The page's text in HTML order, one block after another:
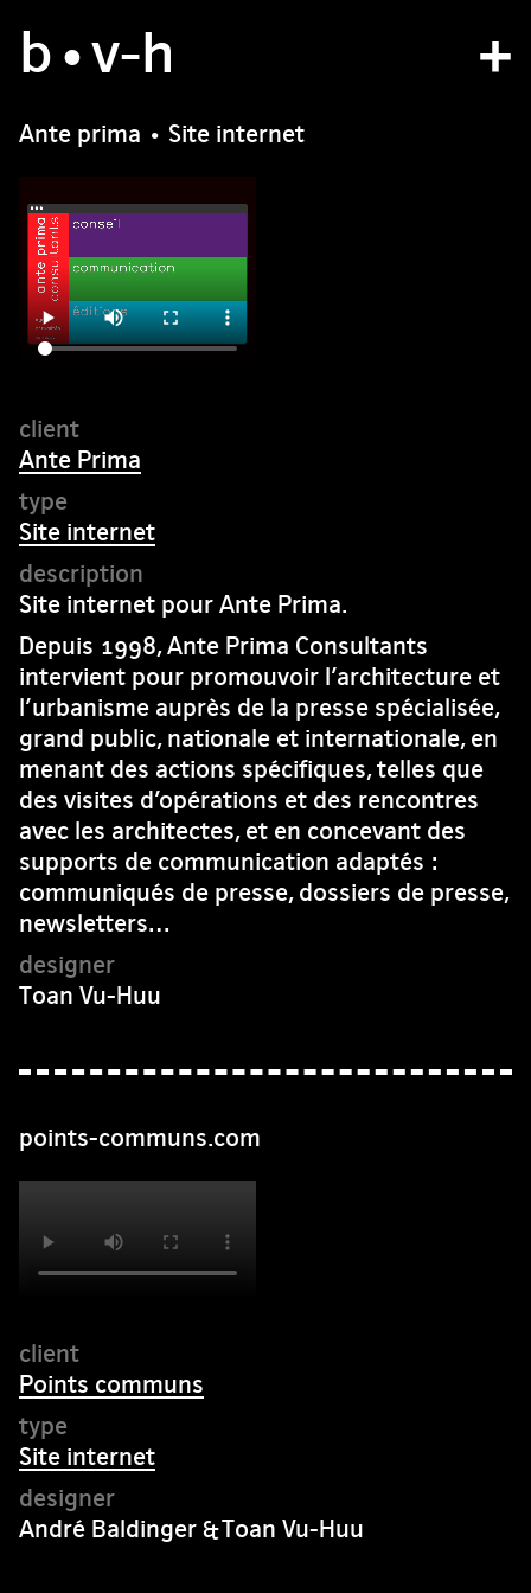
b•v-h
studio
projects
bvh type
contact
fr/en
Ante prima • Site internet
Ante Prima
Site internet
Site internet pour Ante Prima.
Depuis 1998, Ante Prima Consultants
intervient pour promouvoir l’architecture et
l’urbanisme auprès de la presse spécialisée,
grand public, nationale et internationale, en
menant des actions spécifiques, telles que
des visites d’opérations et des rencontres
avec les architectes, et en concevant des
supports de communication adaptés :
communiqués de presse, dossiers de presse,
newsletters…
Toan Vu-Huu
points-communs.com
Points communs
Site internet
André Baldinger & Toan Vu-Huu